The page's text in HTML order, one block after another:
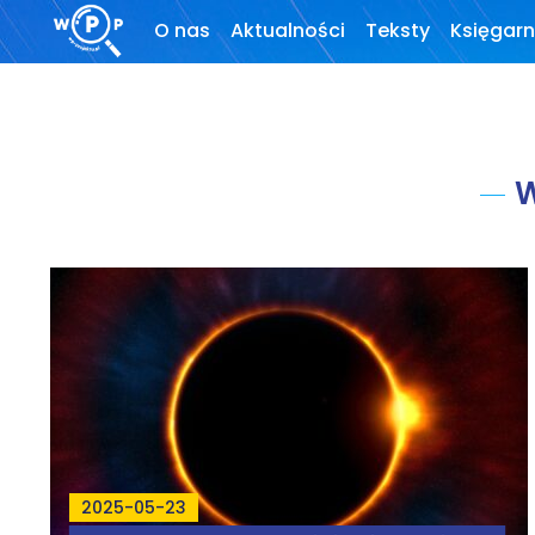
O nas Aktualności Teksty
Wywiady
Wybór tekstów
Dla autorów
Darmowy
ebook
Linki
2025-05-23